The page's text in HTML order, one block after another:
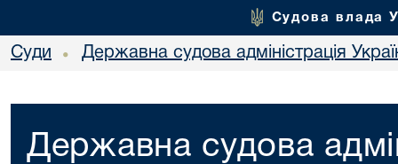
Судова влада
Суди • Державна судова адміністрація
Державна судова